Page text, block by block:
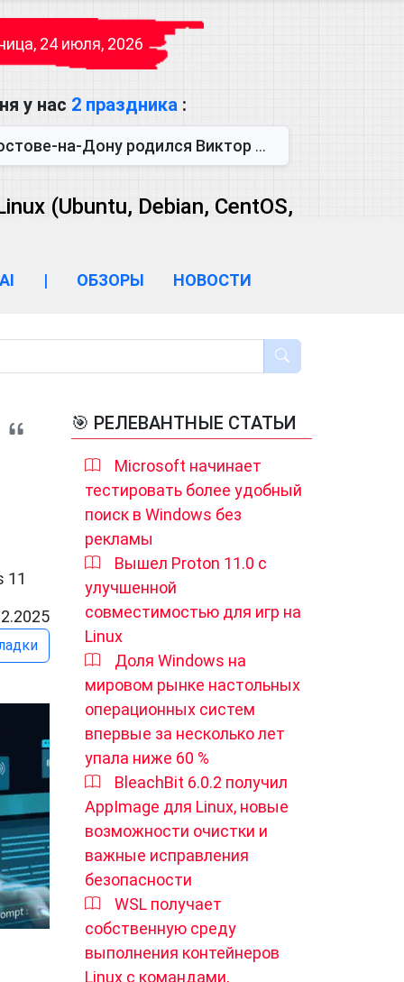
24 июля, 2026
у нас 2 праздника :
Виктор Михайлович Глушков. Под руководством Виктора Михайло...
(Ubuntu, Debian, CentOS,
AI | ОБЗОРЫ НОВОСТИ
11
🎯 РЕЛЕВАНТНЫЕ СТАТЬИ
Microsoft начинает
тестировать более удобный
поиск в Windows без
рекламы
Вышел Proton 11.0 с
улучшенной
совместимостью для игр на
Linux
Доля Windows на
мировом рынке настольных
операционных систем
впервые за несколько лет
упала ниже 60 %
BleachBit 6.0.2 получил
AppImage для Linux, новые
возможности очистки и
важные исправления
безопасности
WSL получает
собственную среду
выполнения контейнеров
Linux с командами,